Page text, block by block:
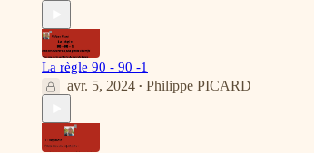
La règle 90 - 90 -1
avr. 5, 2024 • Philippe PICARD